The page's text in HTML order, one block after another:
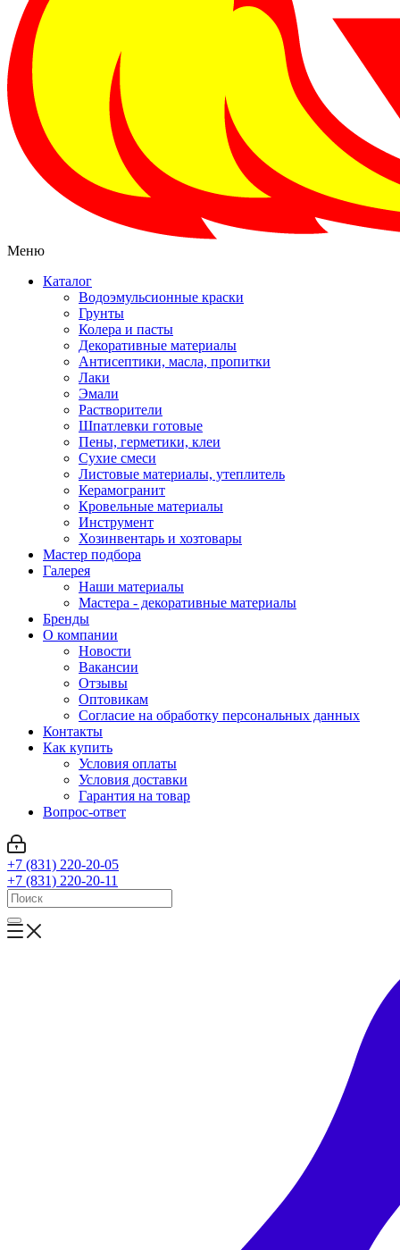
Меню
Каталог
Водоэмульсионные краски
Грунты
Колера и пасты
Декоративные материалы
Антисептики, масла, пропитки
Лаки
Эмали
Растворители
Шпатлевки готовые
Пены, герметики, клеи
Сухие смеси
Листовые материалы, утеплитель
Керамогранит
Кровельные материалы
Инструмент
Хозинвентарь и хозтовары
Мастер подбора
Галерея
Наши материалы
Мастера - декоративные материалы
Бренды
О компании
Новости
Вакансии
Отзывы
Оптовикам
Cогласие на обработку персональных данных
Контакты
Как купить
Условия оплаты
Условия доставки
Гарантия на товар
Вопрос-ответ
+7 (831) 220-20-05
+7 (831) 220-20-11